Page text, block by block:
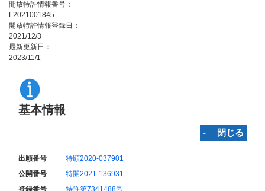
開放特許情報番号：
L2021001845
開放特許情報登録日：
2021/12/3
最新更新日：
2023/11/1
基本情報
‐ 閉じる
出願番号
特願2020-037901
公開番号
特開2021-136931
登録番号
特許第7341488号